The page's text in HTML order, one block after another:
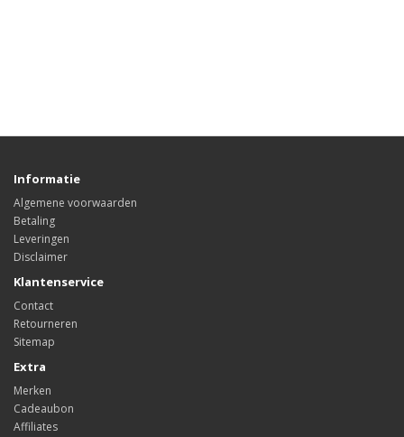
Informatie
Algemene voorwaarden
Betaling
Leveringen
Disclaimer
Klantenservice
Contact
Retourneren
Sitemap
Extra
Merken
Cadeaubon
Affiliates